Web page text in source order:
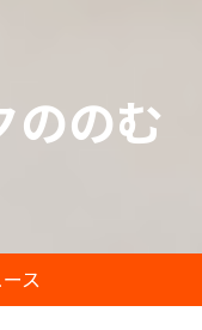
ののむ
ス